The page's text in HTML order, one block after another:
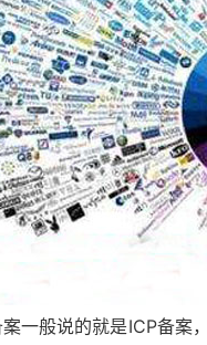
一般说的就是ICP备案